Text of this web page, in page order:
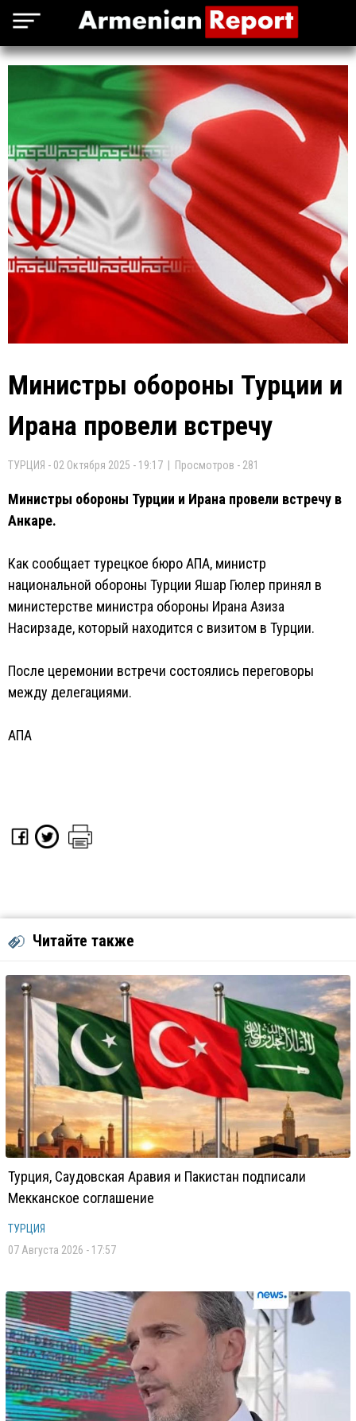
Министры обороны Турции и
Ирана провели встречу
ТУРЦИЯ - 02 Октября 2025 - 19:17 | Просмотров - 281
Министры обороны Турции и Ирана провели встречу в
Анкаре.
Как сообщает турецкое бюро AПA, министр
национальной обороны Турции Яшар Гюлер принял в
министерстве министра обороны Ирана Азиза
Насирзаде, который находится с визитом в Турции.
После церемонии встречи состоялись переговоры
между делегациями.
АПА
Читайте также
Турция, Саудовская Аравия и Пакистан подписали
Мекканское соглашение
ТУРЦИЯ
07 Августа 2026 - 17:57